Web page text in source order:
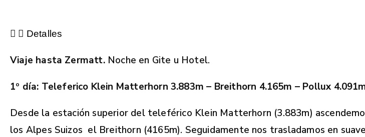
Detalles
Viaje hasta Zermatt.Noche en Gite u Hotel.
1º día: Teleferico Klein Matterhorn 3.883m – Breithorn 4.165m – Pollux
Desde la estación superior del teleférico Klein Matterhorn (3.883m)
los Alpes Suizos el Breithorn (4165m). Seguidamente nos trasladamos en